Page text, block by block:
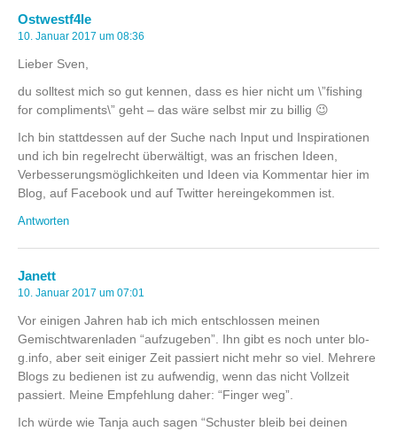
Ostwestf4le
10. Januar 2017 um 08:36
Lieber Sven,
du solltest mich so gut kennen, dass es hier nicht um \”fishing
for compliments\” geht – das wäre selbst mir zu billig 😉
Ich bin stattdessen auf der Suche nach Input und Inspirationen
und ich bin regelrecht überwältigt, was an frischen Ideen,
Verbesserungsmöglichkeiten und Ideen via Kommentar hier im
Blog, auf Facebook und auf Twitter hereingekommen ist.
Antworten
Janett
10. Januar 2017 um 07:01
Vor einigen Jahren hab ich mich entschlossen meinen
Gemischtwarenladen “aufzugeben”. Ihn gibt es noch unter blo-
g.info, aber seit einiger Zeit passiert nicht mehr so viel. Mehrere
Blogs zu bedienen ist zu aufwendig, wenn das nicht Vollzeit
passiert. Meine Empfehlung daher: “Finger weg”.
Ich würde wie Tanja auch sagen “Schuster bleib bei deinen